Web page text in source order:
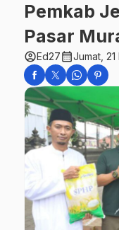
Pemkab
Pasar
account_circleEd27calendar_monthJumat,